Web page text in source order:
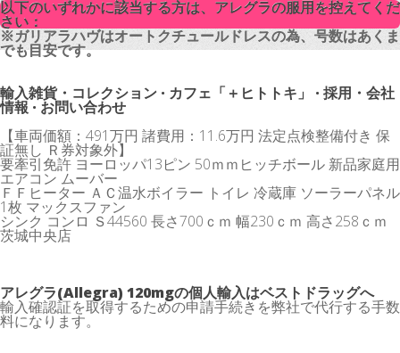
以下のいずれかに該当する方は、アレグラの服用を控えてくだ
さい：
※ガリアラハヴはオートクチュールドレスの為、号数はあくま
でも目安です。
輸入雑貨・コレクション · カフェ「＋ヒトトキ」 · 採用・会社
情報 · お問い合わせ
【車両価額：491万円 諸費用：11.6万円 法定点検整備付き 保
証無し Ｒ券対象外】
要牽引免許 ヨーロッパ13ピン 50ｍｍヒッチボール 新品家庭用
エアコン ムーバー
ＦＦヒーター ＡＣ温水ボイラー トイレ 冷蔵庫 ソーラーパネル
1枚 マックスファン
シンク コンロ Ｓ44560 長さ700ｃｍ 幅230ｃｍ 高さ258ｃｍ
茨城中央店
アレグラ(Allegra) 120mgの個人輸入はベストドラッグへ
輸入確認証を取得するための申請手続きを弊社で代行する手数
料になります。
以下のいずれかに該当する方は、アレグラの服用を控えてくだ
さい：
※ガリアラハヴはオートクチュールドレスの為、号数はあくま
でも目安です。